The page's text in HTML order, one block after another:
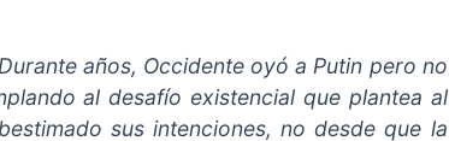
años, Occidente oyó a Putin pero no
al desafío existencial que plantea al
sus intenciones, no desde que la